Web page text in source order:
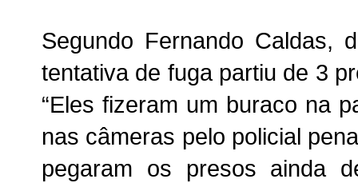
Segundo Fernando Caldas,
tentativa de fuga partiu de 3
“Eles fizeram um buraco na
nas câmeras pelo policial
pegaram os presos ainda